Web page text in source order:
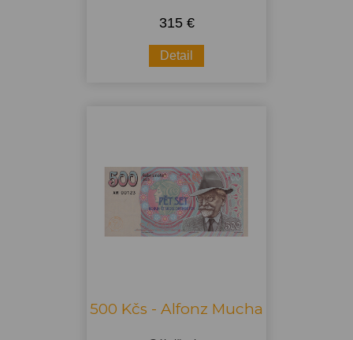
315 €
Detail
500 Kčs - Alfonz Mucha